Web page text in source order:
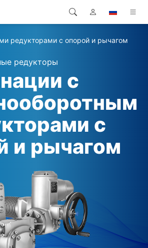
океан
Америка
редукторами с опорой и рычагом
редукторы
с
с
и рычагом